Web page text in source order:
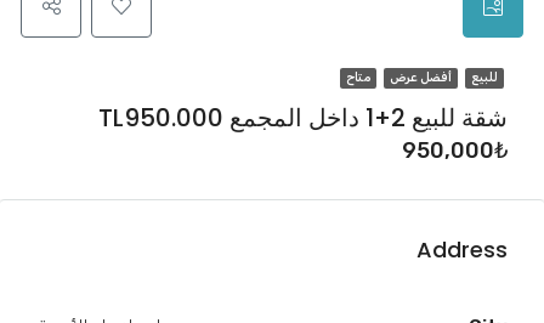
للبيع أفضل عرض متاح
شقة للبيع 2+1 داخل المجمع TL950.000
950,000₺
Address